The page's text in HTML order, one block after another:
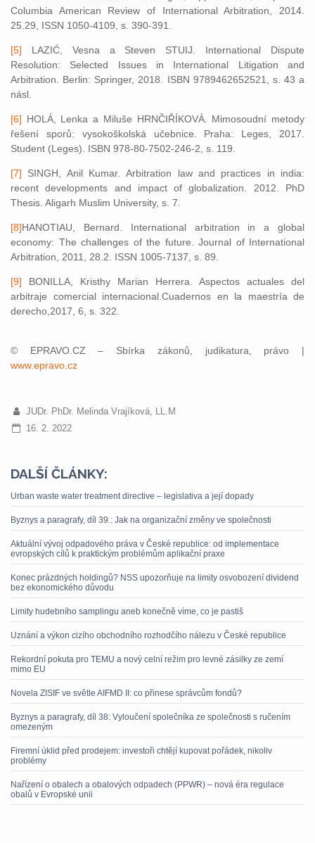
Columbia American Review of International Arbitration, 2014.
25.29, ISSN 1050-4109, s. 390-391.
[5] LAZIĆ, Vesna a Steven STUIJ. International Dispute
Resolution: Selected Issues in International Litigation and
Arbitration. Berlin: Springer, 2018. ISBN 9789462652521, s. 43 a
násl.
[6] HOLÁ, Lenka a Miluše HRNČIŘÍKOVÁ. Mimosoudní metody
řešení sporů: vysokoškolská učebnice. Praha: Leges, 2017.
Student (Leges). ISBN 978-80-7502-246-2, s. 119.
[7] SINGH, Anil Kumar. Arbitration law and practices in india:
recent developments and impact of globalization. 2012. PhD
Thesis. Aligarh Muslim University, s. 7.
[8]HANOTIAU, Bernard. International arbitration in a global
economy: The challenges of the future. Journal of International
Arbitration, 2011, 28.2. ISSN 1005-7137, s. 89.
[9] BONILLA, Kristhy Marian Herrera. Aspectos actuales del
arbitraje comercial internacional.Cuadernos en la maestría de
derecho,2017, 6, s. 322.
© EPRAVO.CZ – Sbírka zákonů, judikatura, právo |
www.epravo.cz
JUDr. PhDr. Melinda Vrajíková, LL.M
16. 2. 2022
DALŠÍ ČLÁNKY:
Urban waste water treatment directive – legislativa a její dopady
Byznys a paragrafy, díl 39.: Jak na organizační změny ve společnosti
Aktuální vývoj odpadového práva v České republice: od implementace
evropských cílů k praktickým problémům aplikační praxe
Konec prázdných holdingů? NSS upozorňuje na limity osvobození dividend
bez ekonomického důvodu
Limity hudebního samplingu aneb konečně víme, co je pastiš
Uznání a výkon cizího obchodního rozhodčího nálezu v České republice
Rekordní pokuta pro TEMU a nový celní režim pro levné zásilky ze zemí
mimo EU
Novela ZISIF ve světle AIFMD II: co přinese správcům fondů?
Byznys a paragrafy, díl 38: Vyloučení společníka ze společnosti s ručením
omezeným
Firemní úklid před prodejem: investoři chtějí kupovat pořádek, nikoliv
problémy
Nařízení o obalech a obalových odpadech (PPWR) – nová éra regulace
obalů v Evropské unii